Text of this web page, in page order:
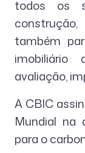
todos os
também
avaliação,
A CBIC
Mundial na
para o